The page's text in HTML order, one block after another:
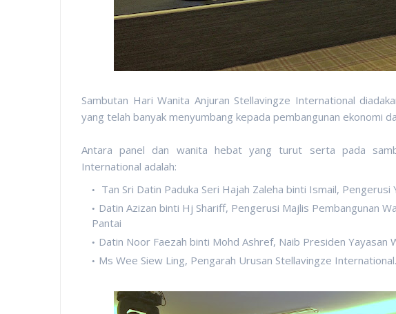
Sambutan Hari Wanita Anjuran Stellavingze International
yang telah banyak menyumbang kepada pembangunan ekonomi
Antara panel dan wanita hebat yang turut serta pada
International adalah:
Tan Sri Datin Paduka Seri Hajah Zaleha binti Ismail, Pengerusi
Datin Azizan binti Hj Shariff, Pengerusi Majlis Pembangunan
Pantai
Datin Noor Faezah binti Mohd Ashref, Naib Presiden Yayasan
Ms Wee Siew Ling, Pengarah Urusan Stellavingze International.